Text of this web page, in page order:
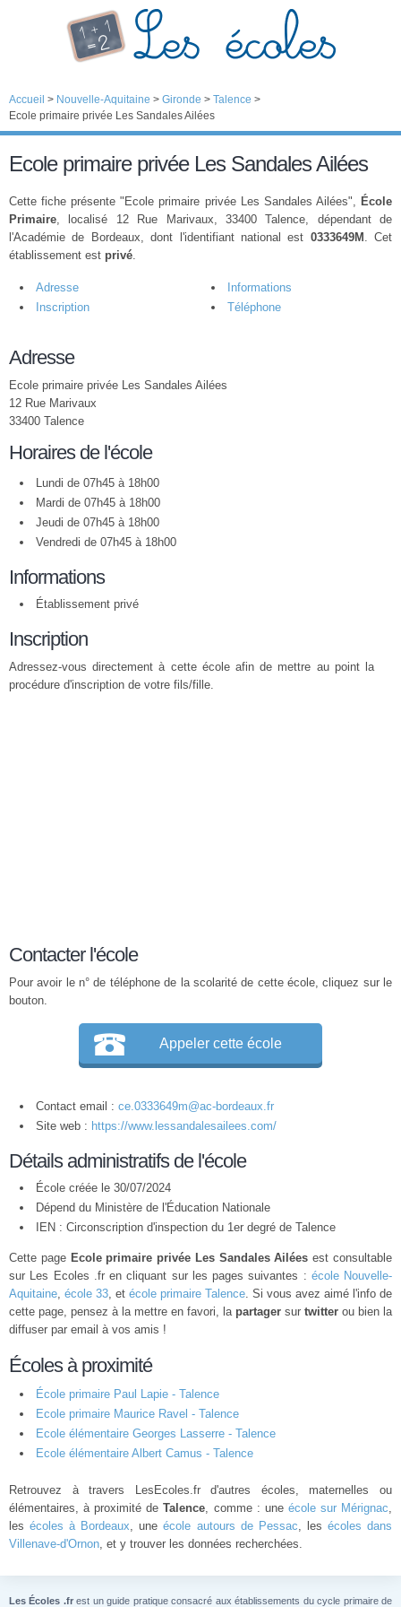
Accueil > Nouvelle-Aquitaine > Gironde > Talence >
Ecole primaire privée Les Sandales Ailées
Ecole primaire privée Les Sandales Ailées
Cette fiche présente "Ecole primaire privée Les Sandales Ailées", École
Primaire, localisé 12 Rue Marivaux, 33400 Talence, dépendant de
l'Académie de Bordeaux, dont l'identifiant national est 0333649M . Cet
établissement est privé.
Adresse
Informations
Inscription
Téléphone
Adresse
Ecole primaire privée Les Sandales Ailées
12 Rue Marivaux
33400 Talence
Horaires de l'école
Lundi de 07h45 à 18h00
Mardi de 07h45 à 18h00
Jeudi de 07h45 à 18h00
Vendredi de 07h45 à 18h00
Informations
Établissement privé
Inscription
Adressez-vous directement à cette école afin de mettre au point la
procédure d'inscription de votre fils/fille.
Contacter l'école
Pour avoir le n° de téléphone de la scolarité de cette école, cliquez sur le
bouton.
Appeler cette école
Contact email : ce.0333649m@ac-bordeaux.fr
Site web : https://www.lessandalesailees.com/
Détails administratifs de l'école
École créée le 30/07/2024
Dépend du Ministère de l'Éducation Nationale
IEN : Circonscription d'inspection du 1er degré de Talence
Cette page Ecole primaire privée Les Sandales Ailées est consultable
sur Les Ecoles .fr en cliquant sur les pages suivantes : école Nouvelle-
Aquitaine, école 33, et école primaire Talence. Si vous avez aimé l'info de
cette page, pensez à la mettre en favori, la partager sur twitter ou bien la
diffuser par email à vos amis !
Écoles à proximité
École primaire Paul Lapie - Talence
Ecole primaire Maurice Ravel - Talence
Ecole élémentaire Georges Lasserre - Talence
Ecole élémentaire Albert Camus - Talence
Retrouvez à travers LesEcoles.fr d'autres écoles, maternelles ou
élémentaires, à proximité deTalence, comme : une école sur Mérignac,
lesécoles à Bordeaux, uneécole autours de Pessac, les écoles dans
Villenave-d'Ornon, et y trouver les données recherchées.
Les Écoles .frest un guide pratique consacré aux établissements du cycle primaire de